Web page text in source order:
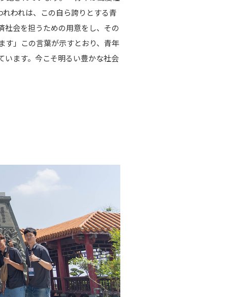
われは、この自ら誇りとする青
社会を担うための用意をし、その
す」この言葉が示すとおり、青年
います。今こそ明るい豊かな社会